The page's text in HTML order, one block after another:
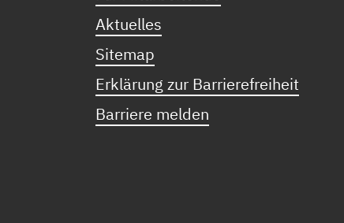
Aktuelles
Sitemap
Erklärung zur Barrierefreiheit
Barriere melden